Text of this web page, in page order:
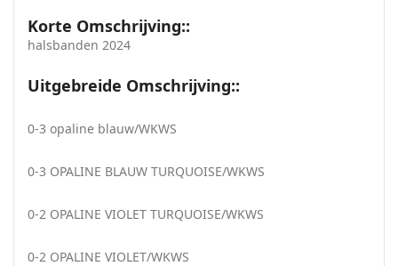
Korte Omschrijving::
halsbanden 2024
Uitgebreide Omschrijving::
0-3 opaline blauw/WKWS
0-3 OPALINE BLAUW TURQUOISE/WKWS
0-2 OPALINE VIOLET TURQUOISE/WKWS
0-2 OPALINE VIOLET/WKWS